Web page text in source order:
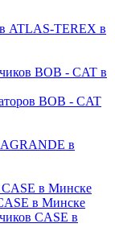
ATLAS-TEREX в
BOB - CAT в
BOB - CAT
в
CASE в Минске
в Минске
CASE в